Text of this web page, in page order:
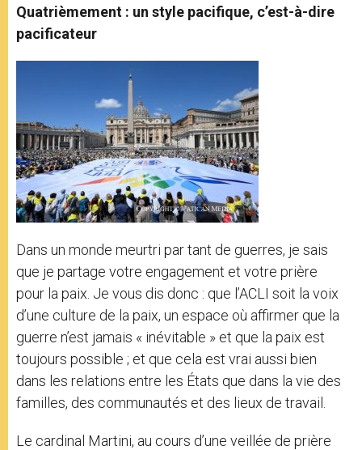
Quatrièmement : un style pacifique, c’est-à-dire
pacificateur
Dans un monde meurtri par tant de guerres, je sais
que je partage votre engagement et votre prière
pour la paix. Je vous dis donc : que l’ACLI soit la voix
d’une culture de la paix, un espace où affirmer que la
guerre n’est jamais « inévitable » et que la paix est
toujours possible ; et que cela est vrai aussi bien
dans les relations entre les États que dans la vie des
familles, des communautés et des lieux de travail.
Le cardinal Martini, au cours d’une veillée de prière